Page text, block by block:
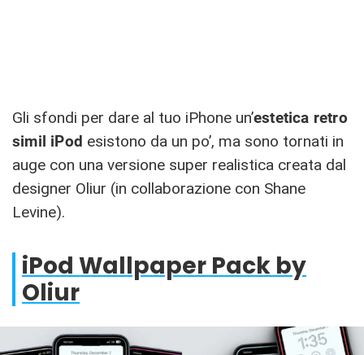
Gli sfondi per dare al tuo iPhone un’estetica retro
simil iPod esistono da un po’, ma sono tornati in
auge con una versione super realistica creata dal
designer Oliur (in collaborazione con Shane
Levine).
iPod Wallpaper Pack by
Oliur